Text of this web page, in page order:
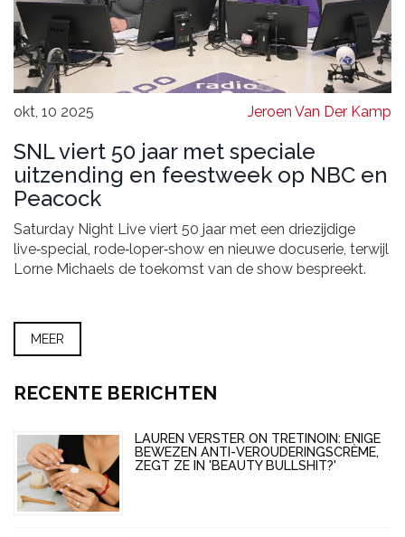
okt, 10 2025 Jeroen Van Der Kamp
SNL viert 50 jaar met speciale
uitzending en feestweek op NBC en
Peacock
Saturday Night Live viert 50 jaar met een driezijdige
live‑special, rode‑loper‑show en nieuwe docuserie, terwijl
Lorne Michaels de toekomst van de show bespreekt.
MEER
RECENTE BERICHTEN
LAUREN VERSTER ON TRETINOIN: ENIGE
BEWEZEN ANTI-VEROUDERINGSCRÈME,
ZEGT ZE IN 'BEAUTY BULLSHIT?'